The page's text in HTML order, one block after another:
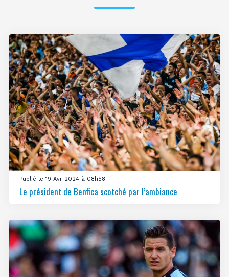
Publié le 19 Avr 2024 à 08h58
Le président de Benfica scotché par l’ambiance